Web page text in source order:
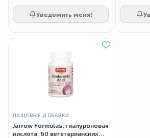
Уведомить меня!
ПИЩЕВЫЕ ДОБАВКИ
Jarrow Formulas, гиалуроновая
кислота, 60 вегетарианских